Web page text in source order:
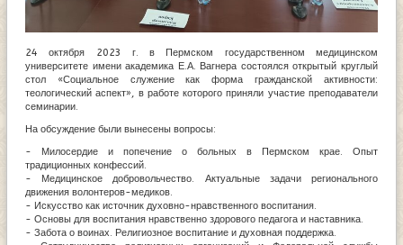
24 октября 2023 г. в Пермском государственном медицинском
университете имени академика Е.А. Вагнера состоялся открытый круглый
стол «Социальное служение как форма гражданской активности:
теологический аспект», в работе которого приняли участие преподаватели
семинарии.
На обсуждение были вынесены вопросы:
- Милосердие и попечение о больных в Пермском крае. Опыт
традиционных конфессий.
- Медицинское добровольчество. Актуальные задачи регионального
движения волонтеров-медиков.
- Искусство как источник духовно-нравственного воспитания.
- Основы для воспитания нравственно здорового педагога и наставника.
- Забота о воинах. Религиозное воспитание и духовная поддержка.